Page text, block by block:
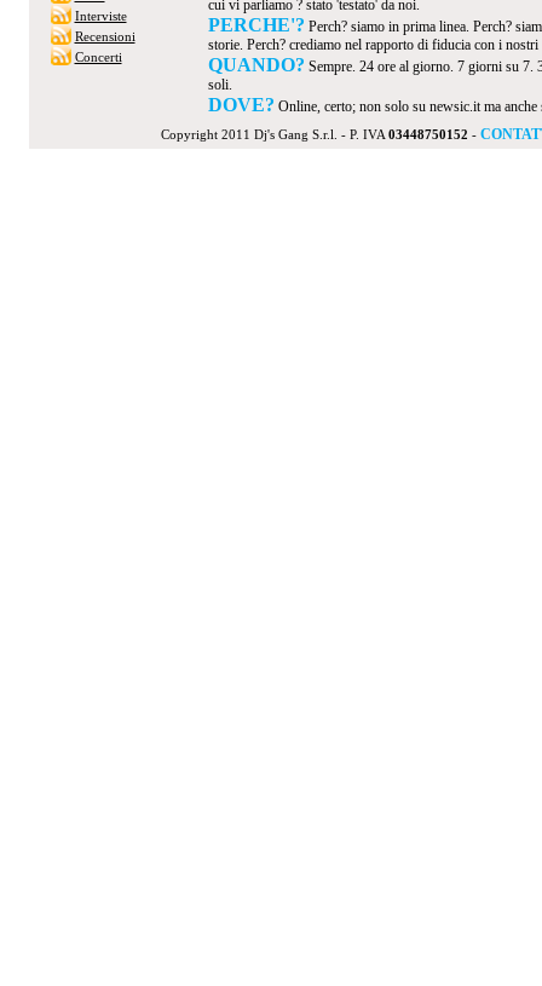
Interviste
Recensioni
Concerti
cui vi parliamo ? stato 'testato' da noi.
PERCHE'? Perch? siamo in prima linea. Perch?
storie. Perch? crediamo nel rapporto di fiducia con i
QUANDO? Sempre. 24 ore al giorno. 7 giorni su 7.
soli.
DOVE? Online, certo; non solo su newsic.it ma
Copyright 2011 Dj's Gang S.r.l. - P. IVA 03448750152 -